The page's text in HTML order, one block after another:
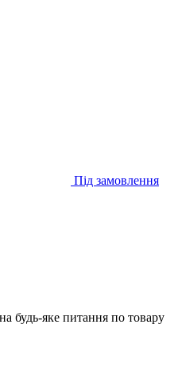
Під замовлення
будь-яке питання по товару